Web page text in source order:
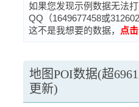
如果您发现示例数据无法
QQ（1649677458或
这不是我想要的数据，
点
地图POI数据(超
更新)